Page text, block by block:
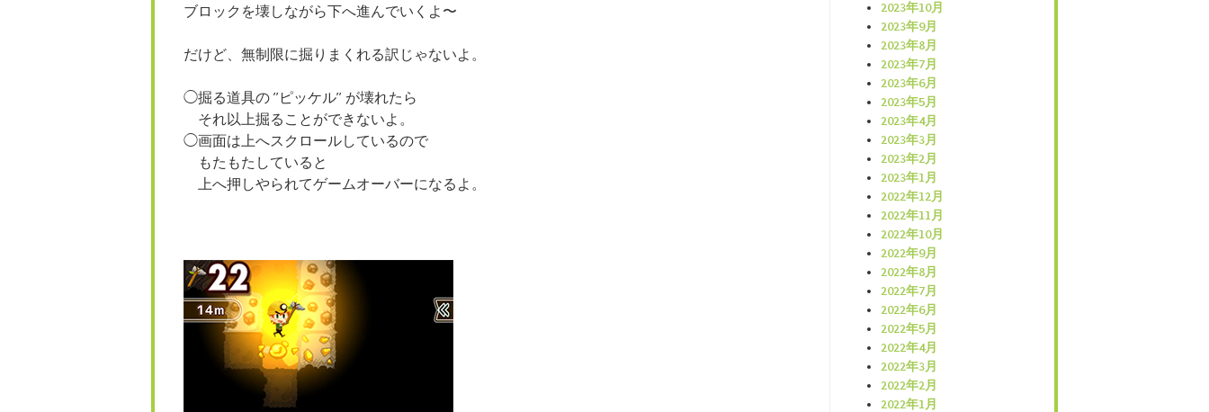
ブロックを壊しながら下へ進んでいくよ〜
だけど、無制限に掘りまくれる訳じゃないよ。
◯掘る道具の ”ピッケル” が壊れたら
それ以上掘ることができないよ。
◯画面は上へスクロールしているので
もたもたしていると
上へ押しやられてゲームオーバーになるよ。
2023年10月
2023年9月
2023年8月
2023年7月
2023年6月
2023年5月
2023年4月
2023年3月
2023年2月
2023年1月
2022年12月
2022年11月
2022年10月
2022年9月
2022年8月
2022年7月
2022年6月
2022年5月
2022年4月
2022年3月
2022年2月
2022年1月